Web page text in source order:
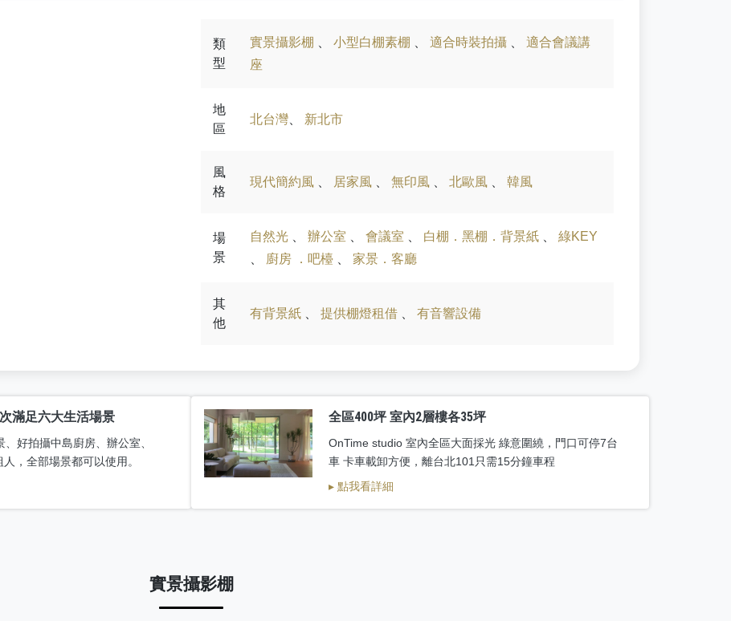
類
型
實景攝影棚 小型白棚素棚 適合時裝拍攝
適合會議講
座
地
區
北台灣 新北市
風
格
現代簡約風 居家風 無印風 北歐風 韓風
場
景
自然光 辦公室 會議室 白棚．黑棚．背景紙
綠KEY
廚房 ．吧檯 家景．客廳
其
他
有背景紙 提供棚燈租借 有音響設備
滿足六大生活場景
好拍攝中島廚房、辦公室、
，全部場景都可以使用。
全區400坪 室內2層樓各35坪
OnTime studio 室內全區大面採光 綠意圍繞，門口可停7台
車 卡車載卸方便，離台北101只需15分鐘車程
▸ 點我看詳細
實景攝影棚